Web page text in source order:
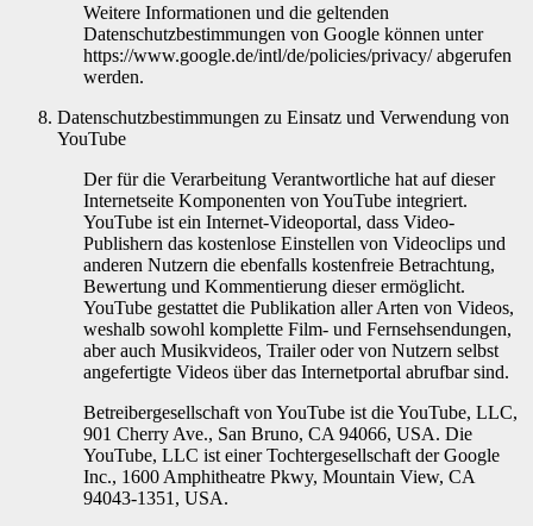
Weitere Informationen und die geltenden
Datenschutzbestimmungen von Google können unter
https://www.google.de/intl/de/policies/privacy/ abgerufen
werden.
Datenschutzbestimmungen zu Einsatz und Verwendung von
YouTube
Der für die Verarbeitung Verantwortliche hat auf dieser
Internetseite Komponenten von YouTube integriert.
YouTube ist ein Internet-Videoportal, dass Video-
Publishern das kostenlose Einstellen von Videoclips und
anderen Nutzern die ebenfalls kostenfreie Betrachtung,
Bewertung und Kommentierung dieser ermöglicht.
YouTube gestattet die Publikation aller Arten von Videos,
weshalb sowohl komplette Film- und Fernsehsendungen,
aber auch Musikvideos, Trailer oder von Nutzern selbst
angefertigte Videos über das Internetportal abrufbar sind.
Betreibergesellschaft von YouTube ist die YouTube, LLC,
901 Cherry Ave., San Bruno, CA 94066, USA. Die
YouTube, LLC ist einer Tochtergesellschaft der Google
Inc., 1600 Amphitheatre Pkwy, Mountain View, CA
94043-1351, USA.